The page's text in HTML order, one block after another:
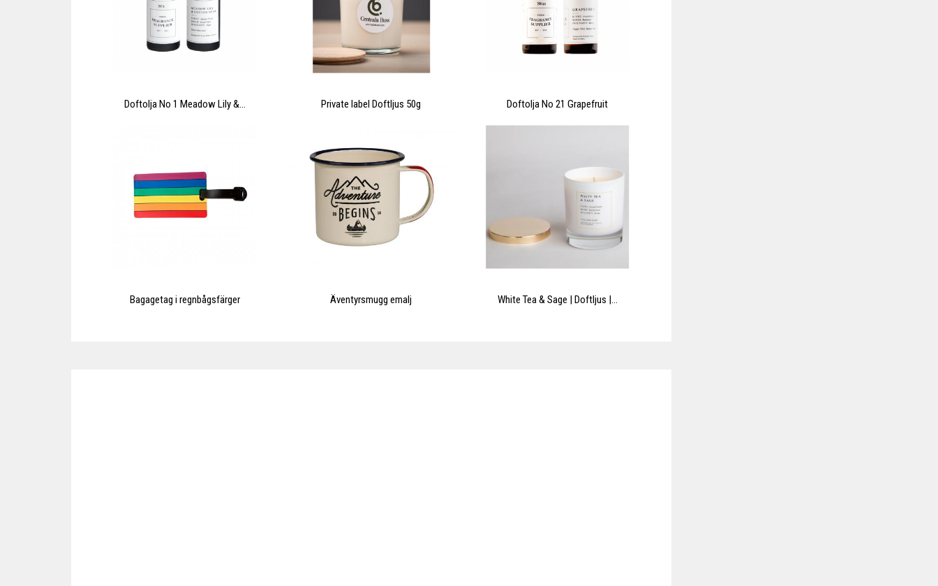
Doftolja No 1 Meadow Lily &... Private label Doftljus 50g Doftolja No 21 Grapefruit
Bagagetag i regnbågsfärger Äventyrsmugg emalj White Tea & Sage | Doftljus |...
Nyttja våra stordriftsfördelar på över
150 milj i fraktvolym!
Boka 30 min kostnadsfri fraktanalys?